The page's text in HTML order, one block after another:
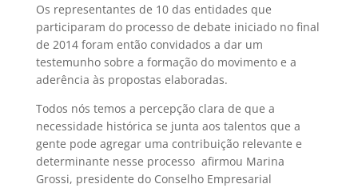
Os representantes de 10 das entidades que
participaram do processo de debate iniciado no final
de 2014 foram então convidados a dar um
testemunho sobre a formação do movimento e a
aderência às propostas elaboradas.
Todos nós temos a percepção clara de que a
necessidade histórica se junta aos talentos que a
gente pode agregar uma contribuição relevante e
determinante nesse processo  afirmou Marina
Grossi, presidente do Conselho Empresarial